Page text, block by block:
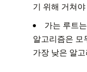
기 위해 거쳐
가는 루트
알고리즘은 모
가장 낮은 알